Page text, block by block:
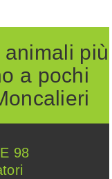
più
a pochi
98